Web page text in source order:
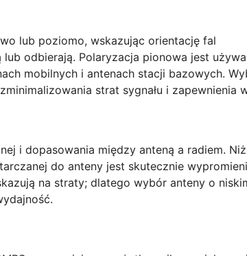
lub poziomo, wskazując orientację fal
odbierają. Polaryzacja pionowa jest
mobilnych i antenach stacji bazowych.
strat sygnału i zapewnienia
i dopasowania między anteną a radiem.
do anteny jest skutecznie
na straty; dlatego wybór anteny o